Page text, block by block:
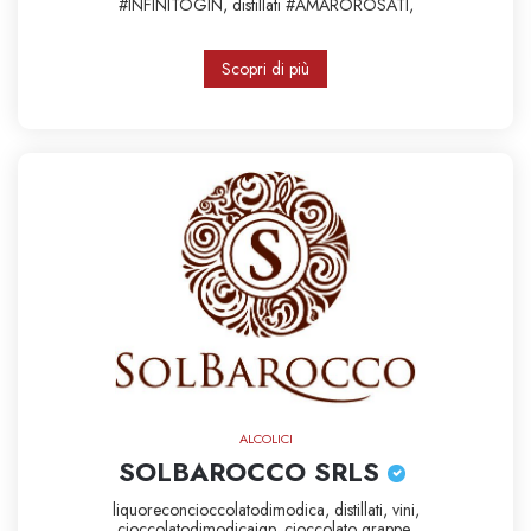
#INFINITOGIN, distillati #AMAROROSATI,
Scopri di più
ALCOLICI
SOLBAROCCO SRLS
liquoreconcioccolatodimodica, distillati, vini,